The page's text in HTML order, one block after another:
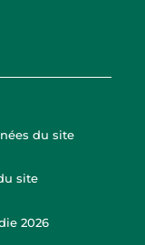
du site
site
2026